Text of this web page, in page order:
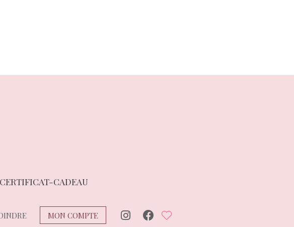
CERTIFICAT-CADEAU
MON COMPTE